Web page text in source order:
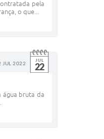
pela
o que...
JUL 2022 JUL
22
água bruta da